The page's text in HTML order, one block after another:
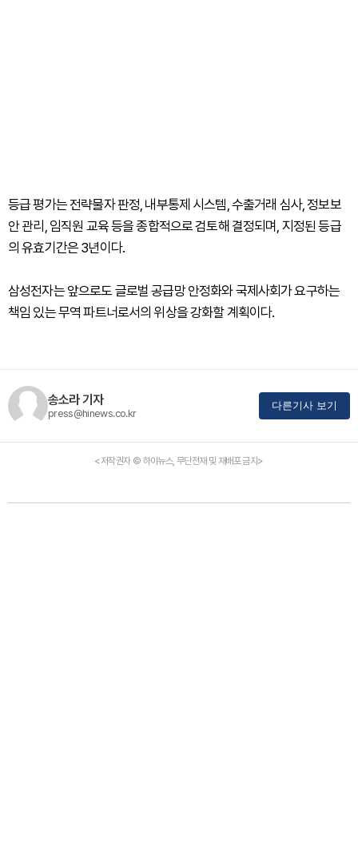
등급 평가는 전략물자 판정, 내부통제 시스템, 수출거래 심사, 정보보
안 관리, 임직원 교육 등을 종합적으로 검토해 결정되며, 지정된 등급
의 유효기간은 3년이다.
삼성전자는 앞으로도 글로벌 공급망 안정화와 국제사회가 요구하는
책임 있는 무역 파트너로서의 위상을 강화할 계획이다.
송소라 기자
press@hinews.co.kr
다른기사 보기
<저작권자 © 하이뉴스, 무단전재 및 재배포 금지>